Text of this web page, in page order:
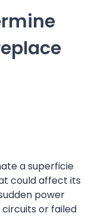
a superficie
could affect its
power
or failed